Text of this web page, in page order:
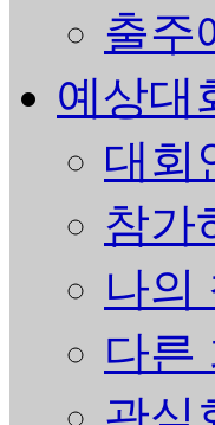
출주
예상대
대회
참가
나의
다른